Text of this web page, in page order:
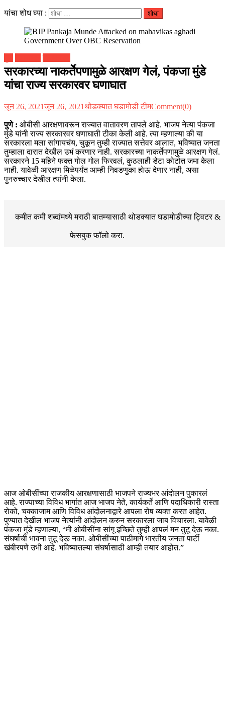
यांचा शोध घ्या :
सरकारच्या नाकर्तेपणामुळे आरक्षण गेलं, पंकजा मुंडे
यांचा राज्य सरकारवर घणाघात
जून 26, 2021जून 26, 2021थोडक्यात घडामोडी टीमComment(0)
पुणे : ओबीसी आरक्षणावरून राज्यात वातावरण तापले आहे. भाजप नेत्या पंकजा
मुंडे यांनी राज्य सरकारवर घणाघाती टीका केली आहे. त्या म्हणाल्या की या
सरकारला मला सांगायचंय, चुकून तुम्ही राज्यात सत्तेवर आलात, भविष्यात जनता
तुम्हाला दारात देखील उभं करणार नाही. सरकारच्या नाकर्तेपणामुळे आरक्षण गेलं.
सरकारने 15 महिने फक्त गोल गोल फिरवलं, कुठलाही डेटा कोर्टात जमा केला
नाही. यावेळी आरक्षण मिळेपर्यंत आम्ही निवडणुका होऊ देणार नाही, असा
पुनरुच्चार देखील त्यांनी केला.
कमीत कमी शब्दांमध्ये मराठी बातम्यासाठी थोडक्यात घडामोडीच्याट्विटर &
फेसबुकफॉलो करा.
आज ओबीसींच्या राजकीय आरक्षणासाठी भाजपने राज्यभर आंदोलन पुकारलं
आहे. राज्याच्या विविध भागांत आज भाजप नेते, कार्यकर्ते आणि पदाधिकारी रास्ता
रोको, चक्काजाम आणि विविध आंदोलनाद्वारे आपला रोष व्यक्त करत आहेत.
पुण्यात देखील भाजप नेत्यांनी आंदोलन करुन सरकारला जाब विचारला. यावेळी
पंकजा मुंडे म्हणाल्या, “मी ओबीसींना सांगू इच्छिते तुम्ही आपलं मन तुटू देऊ नका.
संघर्षाची भावना तुटू देऊ नका. ओबीसींच्या पाठीमागे भारतीय जनता पार्टी
खंबीरपणे उभी आहे. भविष्यातल्या संघर्षासाठी आम्ही तयार आहोत.”